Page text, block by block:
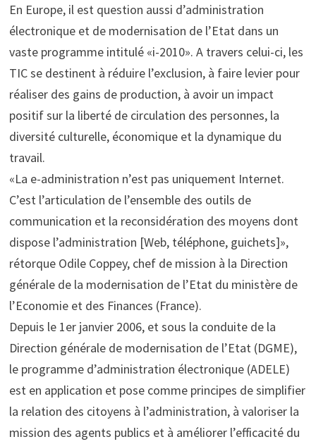
En Europe, il est question aussi d’administration
électronique et de modernisation de l’Etat dans un
vaste programme intitulé «i-2010». A travers celui-ci, les
TIC se destinent à réduire l’exclusion, à faire levier pour
réaliser des gains de production, à avoir un impact
positif sur la liberté de circulation des personnes, la
diversité culturelle, économique et la dynamique du
travail.
«La e-administration n’est pas uniquement Internet.
C’est l’articulation de l’ensemble des outils de
communication et la reconsidération des moyens dont
dispose l’administration [Web, téléphone, guichets]»,
rétorque Odile Coppey, chef de mission à la Direction
générale de la modernisation de l’Etat du ministère de
l’Economie et des Finances (France).
Depuis le 1er janvier 2006, et sous la conduite de la
Direction générale de modernisation de l’Etat (DGME),
le programme d’administration électronique (ADELE)
est en application et pose comme principes de simplifier
la relation des citoyens à l’administration, à valoriser la
mission des agents publics et à améliorer l’efficacité du